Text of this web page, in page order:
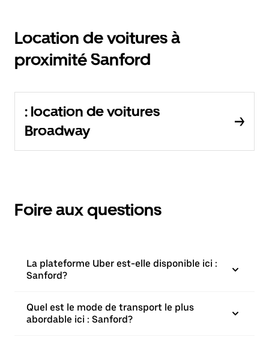
Location de voitures à
proximité Sanford
: location de voitures
Broadway
Foire aux questions
La plateforme Uber est-elle disponible ici :
Sanford?
Quel est le mode de transport le plus
abordable ici : Sanford?